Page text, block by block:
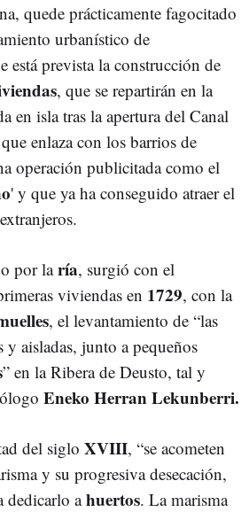
quede prácticamente fagocitado
urbanístico de
está prevista la construcción de
, que se repartirán en la
en isla tras la apertura del Canal
enlaza con los barrios de
operación publicitada como el
' y que ya ha conseguido atraer el
por laría, surgió con el
viviendas en 1729, con la
, el levantamiento de “las
y aisladas, junto a pequeños
” en la Ribera de Deusto, tal y
Eneko Herran Lekunberri.
del siglo XVIII, “se acometen
y su progresiva desecación,
dedicarlo ahuertos. La marisma